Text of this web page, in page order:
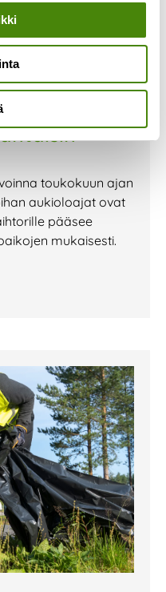
auki
toukokuun ajan
aukioloajat ovat
pääsee
mukaisesti.